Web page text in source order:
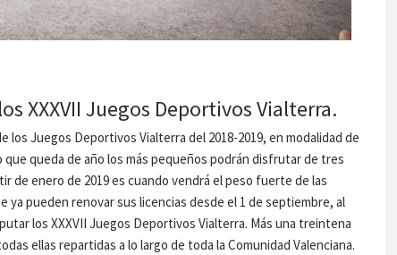
XXXVII Juegos Deportivos Vialterra.
Juegos Deportivos Vialterra del 2018-2019, en modalidad de
queda de año los más pequeños podrán disfrutar de tres
enero de 2019 es cuando vendrá el peso fuerte de las
pueden renovar sus licencias desde el 1 de septiembre, al
los XXXVII Juegos Deportivos Vialterra. Más una treintena
ellas repartidas a lo largo de toda la Comunidad Valenciana.